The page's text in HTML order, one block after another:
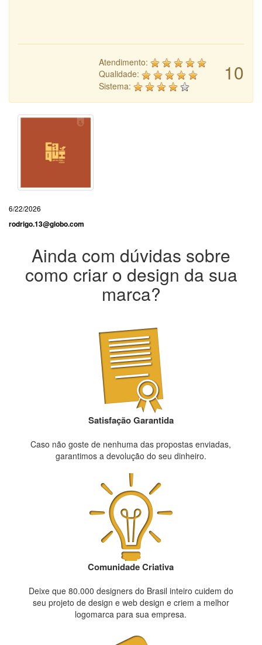
10
Atendimento:
Qualidade:
Sistema:
6/22/2026
rodrigo.13@globo.com
Ainda com dúvidas sobre
como criar o design da sua
marca?
Satisfação Garantida
Caso não goste de nenhuma das propostas enviadas,
garantimos a devolução do seu dinheiro.
Comunidade Criativa
Deixe que 80.000 designers do Brasil inteiro cuidem do
seu projeto de design e web design e criem a melhor
logomarca para sua empresa.